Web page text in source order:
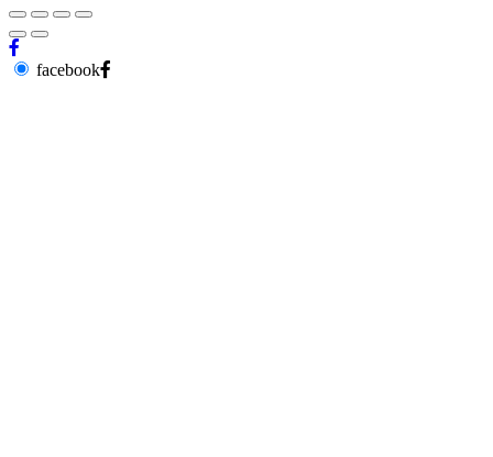
facebook